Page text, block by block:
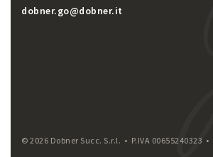
dobner.go@dobner.it
© 2026 Dobner Succ. S.r.l. • P.IVA 00655240323 •